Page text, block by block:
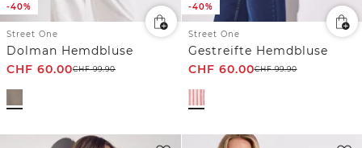
-40%
Street One
Dolman Hemdbluse
CHF 60.00CHF99.90
-40%
Street One
Gestreifte Hemdbluse
CHF 60.00CHF99.90